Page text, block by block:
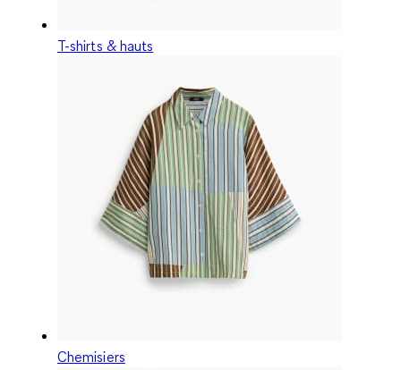
T-shirts & hauts
Chemisiers